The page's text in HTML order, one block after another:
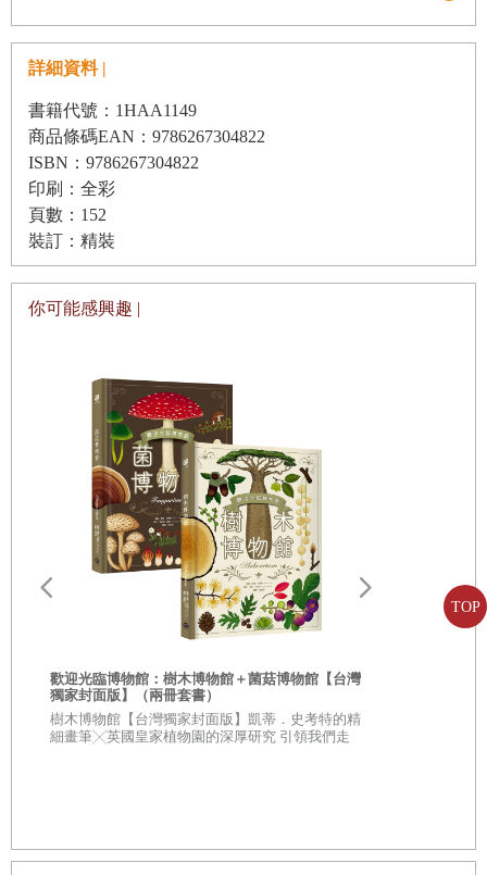
TOP
「啊！」
智友在地上滾了好幾圈，大聲叫了出來。阿聖嚇了一跳，暫
停了播報工作。高老師跟選手們紛紛朝倒地的智友跑去。
「智友，妳沒事吧？可以繼續踢嗎？」
高老師擔心的問。
「當然可以，我沒事！」
雖然智友勇敢的爬起來回答，但其實她很痛。她的腳背一直
在抽痛，讓她幾乎哭出來，而小燦不可能不了解智友的狀
同隊的小凱跟娜燕也嘀咕著。
「俊赫該不會是故意的吧？」
「就是說啊，哪有人練習會這麼用力啊！」
最近，智友開始威脅到俊赫王牌的地位，但俊赫一直沒辦法
壓制她，這讓俊赫很不安。尤其是輸掉比賽的時候，更是讓
他坐立難安。現在也是因為智友踢進了領先分，所以俊赫隊
是1比0，兩隊有好一段時間都沒能得分。智友也開始焦慮
了。
隻眼，一定要想辦法報復回去才能一解心頭之恨。
詳細資料 |
書籍代號：1HAA1149
商品條碼EAN：9786267304822
ISBN：9786267304822
印刷：全彩
頁數：152
裝訂：精裝
你可能感興趣 |
歡迎光臨博物館：樹木博物館＋菌菇博物館【台灣
獨家封面版】（兩冊套書）
樹木博物館【台灣獨家封面版】凱蒂．史考特的精
細畫筆╳英國皇家植物園的深厚研究 引領我們走